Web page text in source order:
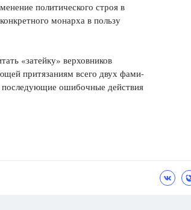
политического строя в
монарха в пользу
«затейку» верховников
притязаниям всего двух фами-
последующие ошибочные действия